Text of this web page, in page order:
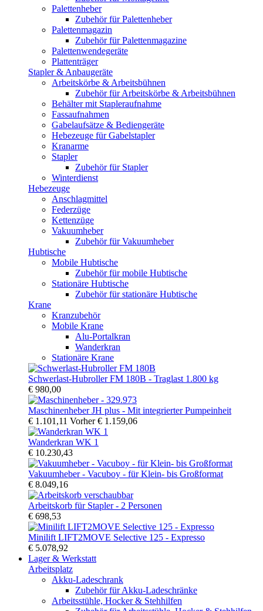
Palettenheber
Zubehör für Palettenheber
Palettenmagazin
Zubehör für Palettenmagazine
Palettenwendegeräte
Plattenträger
Stapler & Anbaugeräte
Arbeitskörbe & Arbeitsbühnen
Zubehör für Arbeitskörbe & Arbeitsbühnen
Behälter mit Stapleraufnahme
Fassaufnahmen
Gabelaufsätze & Bediengeräte
Hebezeuge für Gabelstapler
Kranarme
Stapler
Zubehör für Stapler
Winterdienst
Hebezeuge
Anschlagmittel
Federzüge
Kettenzüge
Vakuumheber
Zubehör für Vakuumheber
Hubtische
Mobile Hubtische
Zubehör für mobile Hubtische
Stationäre Hubtische
Zubehör für stationäre Hubtische
Krane
Kranzubehör
Mobile Krane
Alu-Portalkran
Wanderkran
Stationäre Krane
Schwerlast-Hubroller FM 180B - Traglast 1.800 kg
€ 980,00
Maschinenheber JH plus - Mit integrierter Pumpeinheit
€ 1.101,11 Vorher€ 1.159,06
Wanderkran WK 1
€ 10.230,43
Vakuumheber - Vacuboy - für Klein- bis Großformat
€ 8.049,16
Arbeitskorb für Stapler - 2 Personen
€ 698,53
Minilift LIFT2MOVE Selective 125 - Expresso
€ 5.078,92
Lager & Werkstatt
Arbeitsplatz
Akku-Ladeschrank
Zubehör für Akku-Ladeschränke
Arbeitsstühle, Hocker & Stehhilfen